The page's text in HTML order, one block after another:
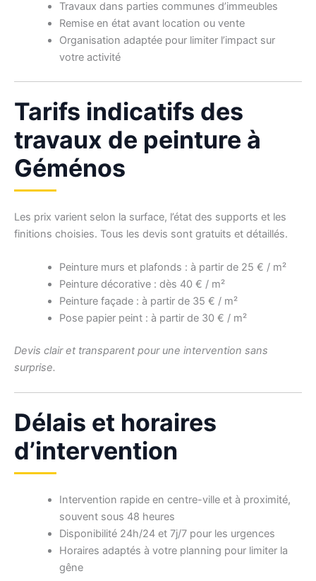
Travaux dans parties communes d’immeubles
Remise en état avant location ou vente
Organisation adaptée pour limiter l’impact sur
votre activité
Tarifs indicatifs des
travaux de peinture à
Géménos
Les prix varient selon la surface, l’état des supports et les
finitions choisies. Tous les devis sont gratuits et détaillés.
Peinture murs et plafonds : à partir de 25 € / m²
Peinture décorative : dès 40 € / m²
Peinture façade : à partir de 35 € / m²
Pose papier peint : à partir de 30 € / m²
Devis clair et transparent pour une intervention sans
surprise.
Délais et horaires
d’intervention
Intervention rapide en centre-ville et à proximité,
souvent sous 48 heures
Disponibilité 24h/24 et 7j/7 pour les urgences
Horaires adaptés à votre planning pour limiter la
gêne